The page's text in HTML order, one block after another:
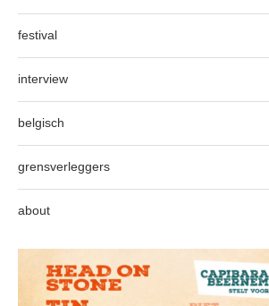
festival
interview
belgisch
grensverleggers
about